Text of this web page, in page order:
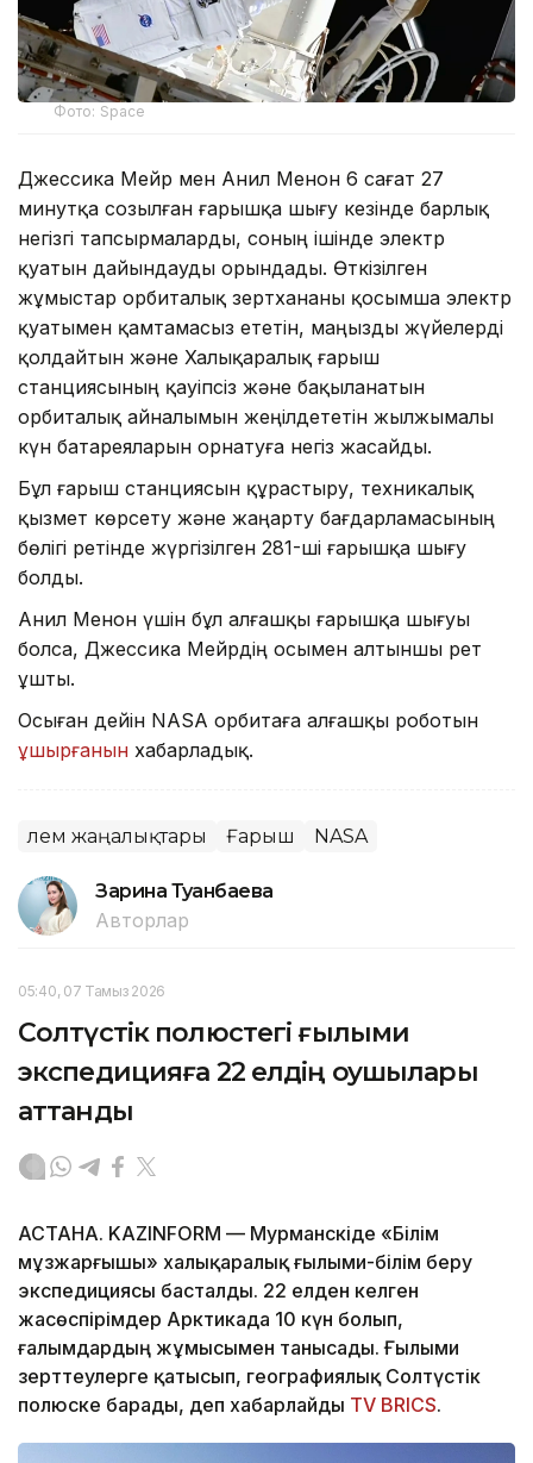
Фото: Space
Джессика Мейр мен Анил Менон 6 сағат 27
минутқа созылған ғарышқа шығу кезінде барлық
негізгі тапсырмаларды, соның ішінде электр
қуатын дайындауды орындады. Өткізілген
жұмыстар орбиталық зертхананы қосымша электр
қуатымен қамтамасыз ететін, маңызды жүйелерді
қолдайтын және Халықаралық ғарыш
станциясының қауіпсіз және бақыланатын
орбиталық айналымын жеңілдететін жылжымалы
күн батареяларын орнатуға негіз жасайды.
Бұл ғарыш станциясын құрастыру, техникалық
қызмет көрсету және жаңарту бағдарламасының
бөлігі ретінде жүргізілген 281-ші ғарышқа шығу
болды.
Анил Менон үшін бұл алғашқы ғарышқа шығуы
болса, Джессика Мейрдің осымен алтыншы рет
ұшты.
Осыған дейін NASA орбитаға алғашқы роботын
ұшырғанын хабарладық.
Әлем жаңалықтары Ғарыш NASA
Зарина Туғанбаева
Авторлар
05:40, 07 Тамыз 2026
Солтүстік полюстегі ғылыми
экспедицияға 22 елдің оқушылары
аттанды
АСТАНА. KAZINFORM — Мурманскіде «Білім
мұзжарғышы» халықаралық ғылыми-білім беру
экспедициясы басталды. 22 елден келген
жасөспірімдер Арктикада 10 күн болып,
ғалымдардың жұмысымен танысады. Ғылыми
зерттеулерге қатысып, географиялық Солтүстік
полюске барады, деп хабарлайды TV BRICS.